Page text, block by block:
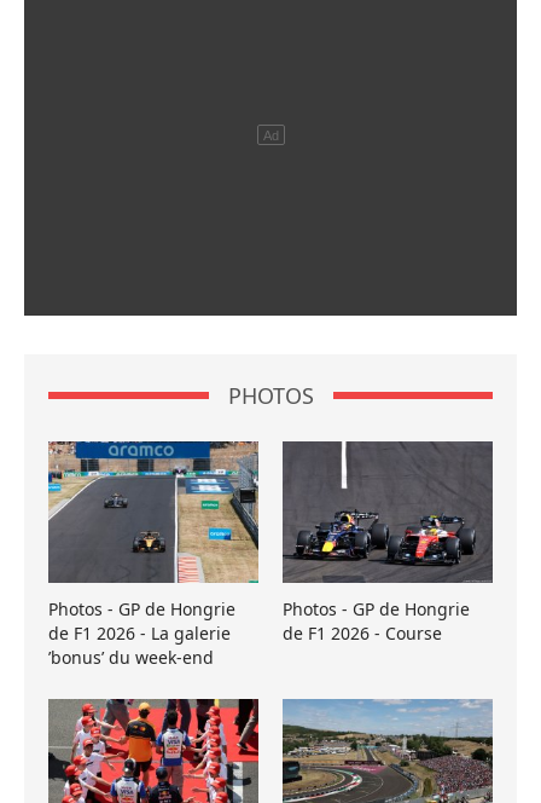
PHOTOS
Photos - GP de Hongrie
de F1 2026 - La galerie
’bonus’ du week-end
Photos - GP de Hongrie
de F1 2026 - Course